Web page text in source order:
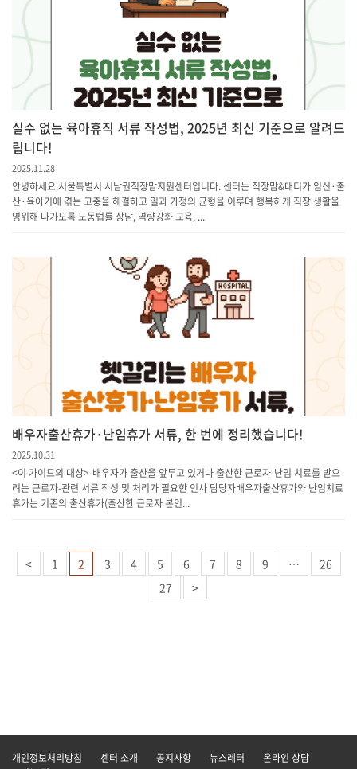
실수 없는 육아휴직 서류 작성법, 2025년 최신 기준으로 알려드
립니다!
2025.11.28
안녕하세요.서울특별시 서남권직장맘지원센터입니다. 센터는 직장맘&대디가 임신·출
산·육아기에 겪는 고충을 해결하고 일과 가정의 균형을 이루며 행복하게 직장 생활을
영위해 나가도록 노동법률 상담, 역량강화 교육, ...
배우자출산휴가·난임휴가 서류, 한 번에 정리했습니다!
2025.10.31
<이 가이드의 대상> -배우자가 출산을 앞두고 있거나 출산한 근로자-난임 치료를 받으
려는 근로자-관련 서류 작성 및 처리가 필요한 인사 담당자 배우자출산휴가와 난임치료
휴가는 기존의 출산휴가(출산한 근로자 본인...
< 1 2 3 4 5 6 7 8 9 …
26
27
>
개인정보처리방침 센터 소개 공지사항 뉴스레터
온라인 상담